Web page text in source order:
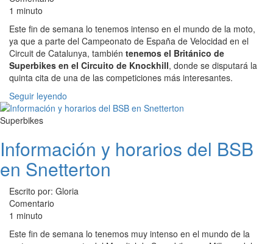
1 minuto
Este fin de semana lo tenemos intenso en el mundo de la moto,
ya que a parte del Campeonato de España de Velocidad en el
Circuit de Catalunya, también tenemos el Británico de
Superbikes en el Circuito de Knockhill, donde se disputará la
quinta cita de una de las competiciones más interesantes.
Seguir leyendo
Superbikes
Información y horarios del BSB
en Snetterton
Escrito por: Gloria
Comentario
1 minuto
Este fin de semana lo tenemos muy intenso en el mundo de la